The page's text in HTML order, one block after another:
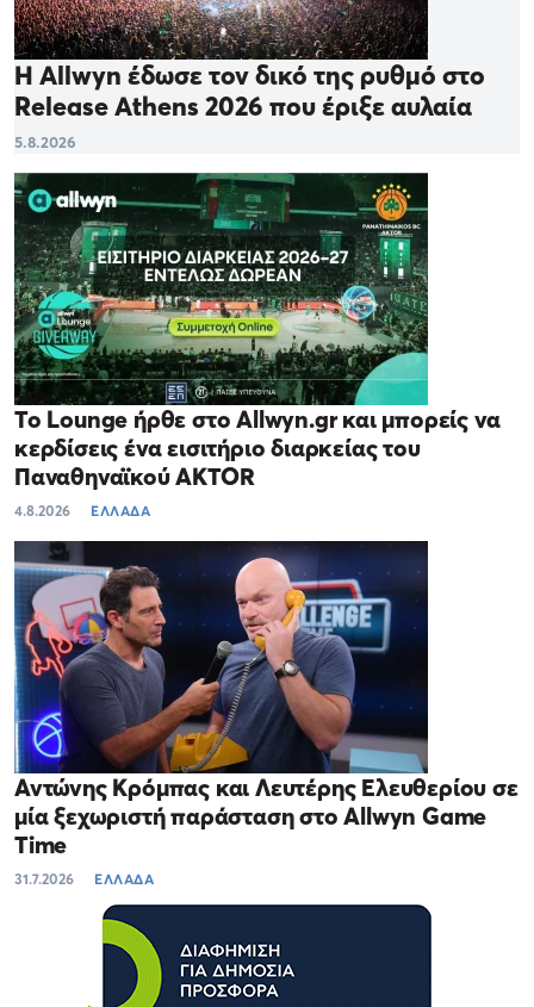
Η Allwyn έδωσε τον δικό της ρυθμό στο
Release Athens 2026 που έριξε αυλαία
5.8.2026
Το Lounge ήρθε στο Allwyn.gr και μπορείς να
κερδίσεις ένα εισιτήριο διαρκείας του
Παναθηναϊκού AKTOR
4.8.2026 ΕΛΛΑΔΑ
Αντώνης Κρόμπας και Λευτέρης Ελευθερίου σε
μία ξεχωριστή παράσταση στο Allwyn Game
Time
31.7.2026 ΕΛΛΑΔΑ